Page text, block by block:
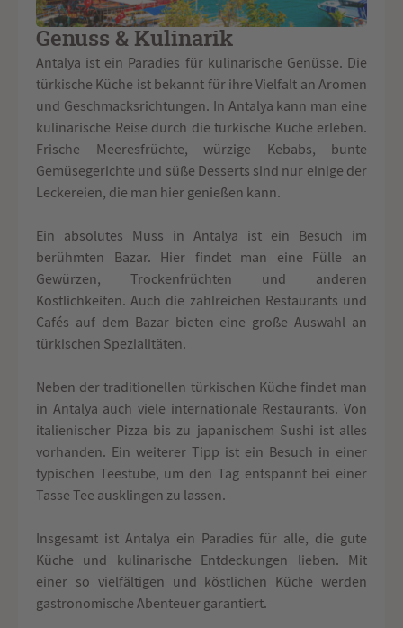
Genuss & Kulinarik
Antalya ist ein Paradies für kulinarische Genüsse. Die
türkische Küche ist bekannt für ihre Vielfalt an Aromen
und Geschmacksrichtungen. In Antalya kann man eine
kulinarische Reise durch die türkische Küche erleben.
Frische Meeresfrüchte, würzige Kebabs, bunte
Gemüsegerichte und süße Desserts sind nur einige der
Leckereien, die man hier genießen kann.
Ein absolutes Muss in Antalya ist ein Besuch im
berühmten Bazar. Hier findet man eine Fülle an
Gewürzen, Trockenfrüchten und anderen
Köstlichkeiten. Auch die zahlreichen Restaurants und
Cafés auf dem Bazar bieten eine große Auswahl an
türkischen Spezialitäten.
Neben der traditionellen türkischen Küche findet man
in Antalya auch viele internationale Restaurants. Von
italienischer Pizza bis zu japanischem Sushi ist alles
vorhanden. Ein weiterer Tipp ist ein Besuch in einer
typischen Teestube, um den Tag entspannt bei einer
Tasse Tee ausklingen zu lassen.
Insgesamt ist Antalya ein Paradies für alle, die gute
Küche und kulinarische Entdeckungen lieben. Mit
einer so vielfältigen und köstlichen Küche werden
gastronomische Abenteuer garantiert.